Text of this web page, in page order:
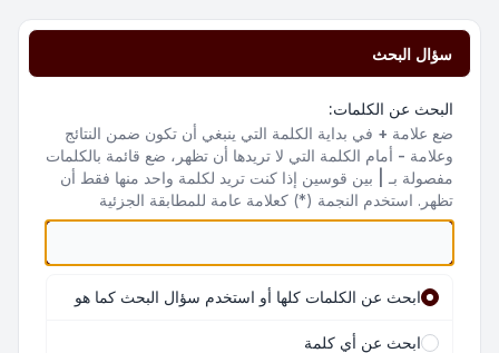
سؤال البحث
البحث عن الكلمات:
ضع علامة + في بداية الكلمة التي ينبغي أن تكون ضمن النتائج
وعلامة - أمام الكلمة التي لا تريدها أن تظهر، ضع قائمة بالكلمات
مفصولة بـ
بين قوسين إذا كنت تريد لكلمة واحد منها فقط أن
تظهر. استخدم النجمة (*) كعلامة عامة للمطابقة الجزئية
ابحث عن الكلمات كلها أو استخدم سؤال البحث كما هو
ابحث عن أي كلمة